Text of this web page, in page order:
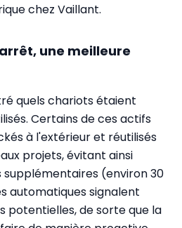
chez Vaillant.
une meilleure
quels chariots étaient
Certains de ces actifs
à l'extérieur et réutilisés
projets, évitant ainsi
(environ 30
automatiques signalent
potentielles, de sorte que la